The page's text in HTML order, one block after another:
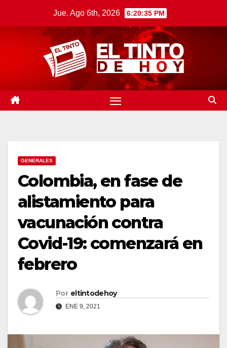
Jue. Ago 6th, 2026 6:20:36 PM
GENERALES
Colombia, en fase de
alistamiento para
vacunación contra
Covid-19: comenzará en
febrero
Por eltintodehoy
ENE 9, 2021